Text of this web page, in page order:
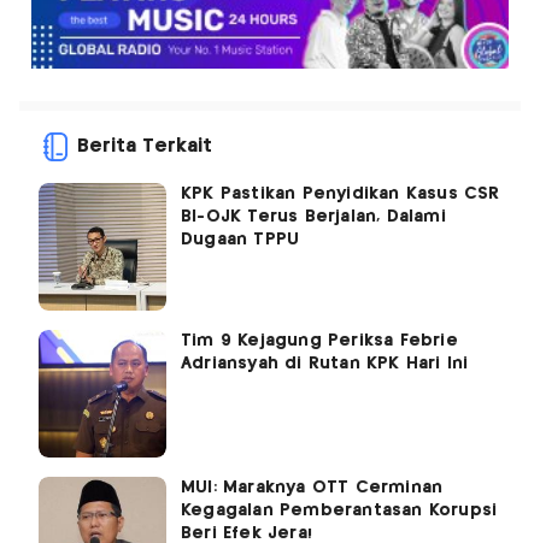
Berita Terkait
KPK Pastikan Penyidikan Kasus CSR
BI-OJK Terus Berjalan, Dalami
Dugaan TPPU
Tim 9 Kejagung Periksa Febrie
Adriansyah di Rutan KPK Hari Ini
MUI: Maraknya OTT Cerminan
Kegagalan Pemberantasan Korupsi
Beri Efek Jera!